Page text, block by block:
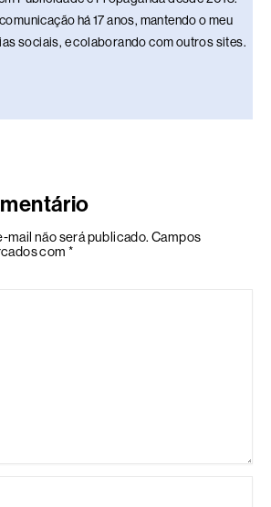
há 17 anos, mantendo o meu
sociais, e colaborando com outros sites.
mail não será publicado. Campos
com *